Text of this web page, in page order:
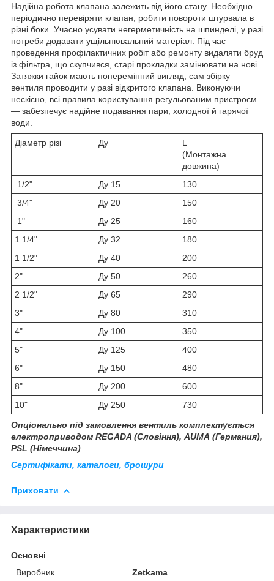
Надійна робота клапана залежить від його стану. Необхідно
періодично перевіряти клапан, робити повороти штурвала в
різні боки. Учасно усувати негерметичність на шпинделі, у разі
потреби додавати ущільнювальний матеріал. Під час
проведення профілактичних робіт або ремонту видаляти бруд
із фільтра, що скупчився, старі прокладки замінювати на нові.
Затяжки гайок мають поперемінний вигляд, сам збірку
вентиля проводити у разі відкритого клапана. Виконуючи
нескісно, всі правила користування регульованим пристроєм
— забезпечує надійне подавання пари, холодної й гарячої
води.
Діаметр різі Ду
L
(Монтажна
довжина)
1/2"
Ду 15
130
3/4"
Ду 20
150
1"
Ду 25
160
1 1/4"
Ду 32
180
1 1/2"
Ду 40
200
2"
Ду 50
260
2 1/2"
Ду 65
290
3"
Ду 80
310
4"
Ду 100
350
5"
Ду 125
400
6"
Ду 150
480
8"
Ду 200
600
10"
Ду 250 730
Опціонально під замовлення вентиль комплектується
електроприводом REGADA (Словіння), АUMA (Германия),
PSL (Німеччина)
Сертифікати, каталоги, брошури
Приховати
Характеристики
Основні
Виробник
Zetkama